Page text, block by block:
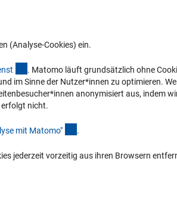
schauen Sie sich
(Analyse-Cookies) ein.
t (externer Link)
. Matomo läuft grundsätzlich ohne
im Sinne der Nutzer*innen zu optimieren.
anonymisiert aus, indem
erfolgt nicht.
mit Matomo" .
jederzeit vorzeitig aus ihren Browsern